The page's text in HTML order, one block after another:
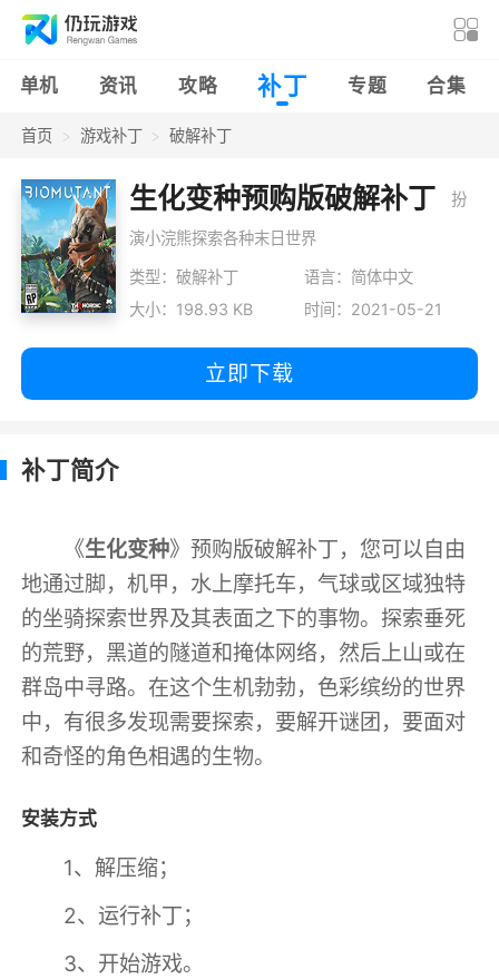
单机 资讯 攻略 补丁 专题 合集
首页 游戏补丁 破解补丁
生化变种预购版破解补丁 扮
演小浣熊探索各种末日世界
类型：破解补丁
语言：简体中文
大小：198.93 KB
时间：2021-05-21
立即下载
补丁简介
《生化变种》预购版破解补丁，您可以自由
地通过脚，机甲，水上摩托车，气球或区域独特
的坐骑探索世界及其表面之下的事物。探索垂死
的荒野，黑道的隧道和掩体网络，然后上山或在
群岛中寻路。在这个生机勃勃，色彩缤纷的世界
中，有很多发现需要探索，要解开谜团，要面对
和奇怪的角色相遇的生物。
安装方式
1、解压缩；
2、运行补丁；
3、开始游戏。